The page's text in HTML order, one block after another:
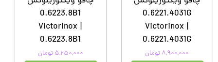
0.6221.4031G
Victorinox |
0.6221.4031G
۸,۹۰۰,۰۰۰ تومان
0.6223.8B1
Victorinox |
0.6223.8B1
۵,۲۵۰,۰۰۰ تومان